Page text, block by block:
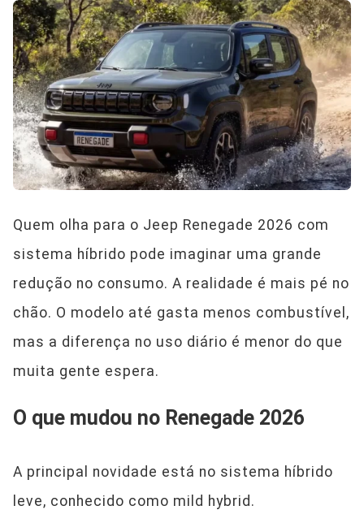
Quem olha para o Jeep Renegade 2026 com
sistema híbrido pode imaginar uma grande
redução no consumo. A realidade é mais pé no
chão. O modelo até gasta menos combustível,
mas a diferença no uso diário é menor do que
muita gente espera.
O que mudou no Renegade 2026
A principal novidade está no sistema híbrido
leve, conhecido como mild hybrid.